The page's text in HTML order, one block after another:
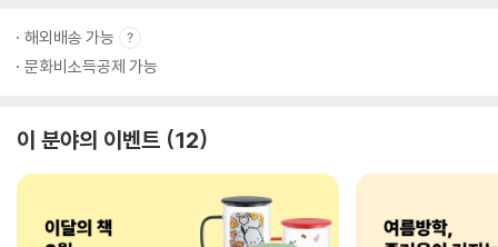
해외배송 가능
문화비소득공제 가능
이 분야의 이벤트 12